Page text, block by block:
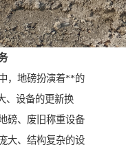
，地磅扮演着**的
、设备的更新换
磅、废旧称重设备
大、结构复杂的设